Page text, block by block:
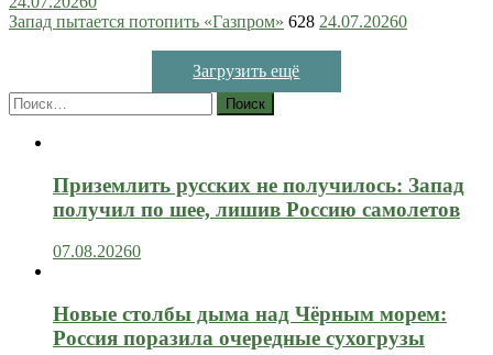
Запад пытается потопить «Газпром» 628 24.07.20260
Загрузить ещё
Найти:
Приземлить русских не получилось: Запад
получил по шее, лишив Россию самолетов
07.08.20260
Новые столбы дыма над Чёрным морем:
Россия поразила очередные сухогрузы